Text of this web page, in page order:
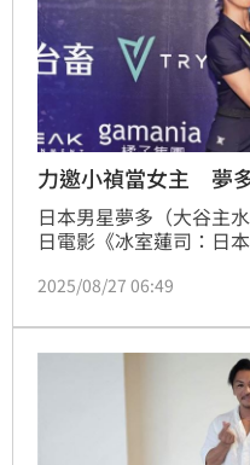
力邀小禎當女主 夢
日本男星夢多（大谷主
日電影《冰室蓮司：日
上癮，近日傳出他砸錢
（胡盈禎）、梁赫群等
2025/08/27 06:49